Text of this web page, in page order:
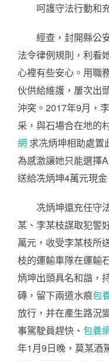
呵護守法行動和充
經查，封開縣公安
法令律例規則，利看
心裡有些安心。用職
伙供給維護，屢次出
沖突。2017年9月，
采，與石場合在地的
網 求冼炳坤相助處置
為感激讓她只能選擇
送給冼炳坤4萬元現金
冼炳坤還充任守法
某、李某枝謀取犯警
萬元，收受李某枝所
枝的運輸車隊在運輸
炳坤出頭具名和諧，
磚，留下兩道水痕包
放行，并在產生路況
事駕駛員趕快、 包養
年1月9日晚，莫某酒